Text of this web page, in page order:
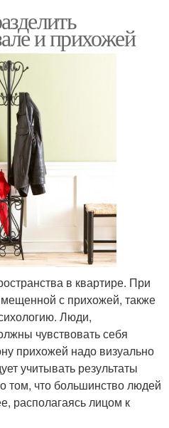
и прихожей
в квартире. При
с прихожей, также
Люди,
чувствовать себя
прихожей надо визуально
учитывать результаты
том, что большинство людей
располагаясь лицом к